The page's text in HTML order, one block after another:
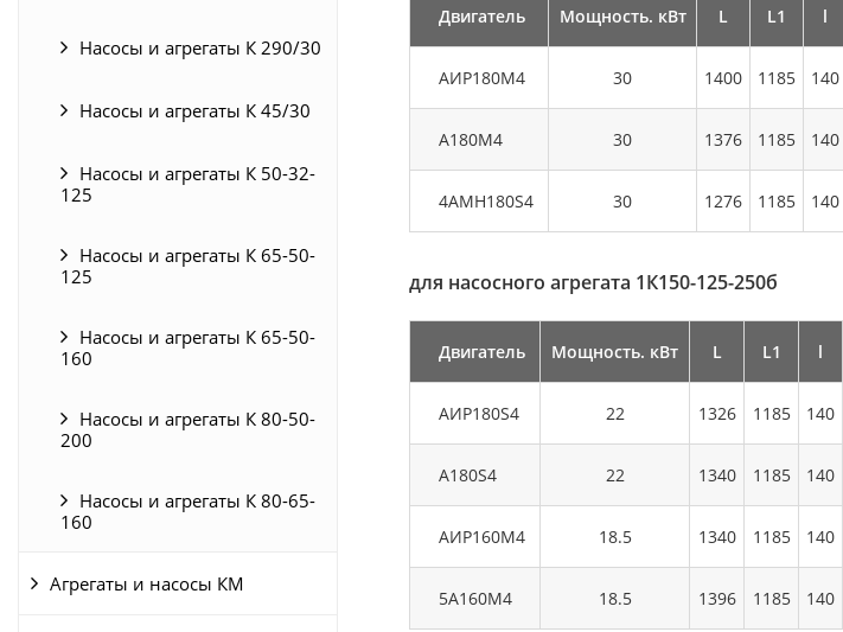
Насосы и агрегаты К 290/30
Насосы и агрегаты К 45/30
Насосы и агрегаты К 50-32-
125
Насосы и агрегаты К 65-50-
125
Насосы и агрегаты К 65-50-
160
Насосы и агрегаты К 80-50-
200
Насосы и агрегаты К 80-65-
160
Агрегаты и насосы КМ
Двигатель Мощность. кВт L L1 l
АИР180М4 30 1400 1185 140
А180М4 30 1376 1185 140
4АМН180S4 30 1276 1185 140
для насосного агрегата 1К150-125-250б
Двигатель Мощность. кВт L L1 l
АИР180S4 22 1326 1185 140
A180S4 22 1340 1185 140
АИР160М4 18.5 1340 1185 140
5А160М4 18.5 1396 1185 140